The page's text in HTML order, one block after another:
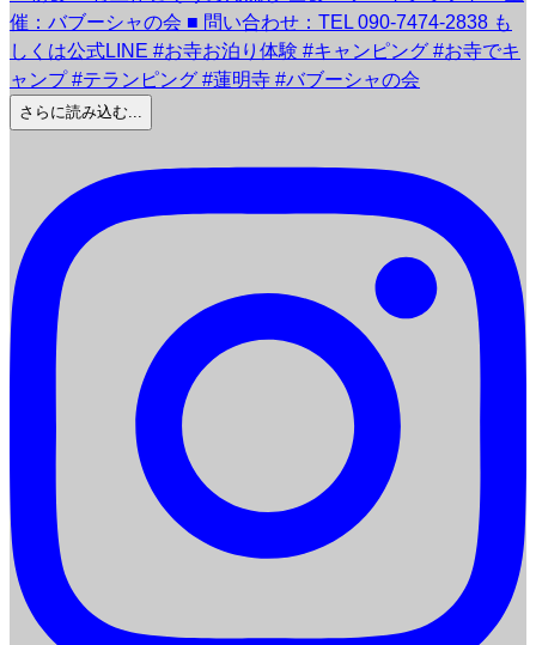
さらに読み込む...